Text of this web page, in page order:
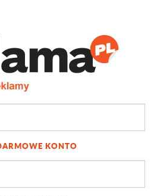
KONTO